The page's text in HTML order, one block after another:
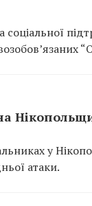
у
атаки.